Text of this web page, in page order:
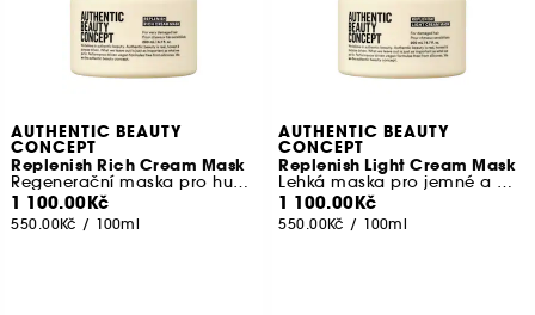
AUTHENTIC BEAUTY
CONCEPT
Replenish Rich Cream Mask
Regenerační maska pro husté a kudrnaté vlasy
1 100.00Kč
550.00Kč / 100ml
AUTHENTIC BEAUTY
CONCEPT
Replenish Light Cream Mask
Lehká maska pro jemné a poškozené vlasy
1 100.00Kč
550.00Kč / 100ml